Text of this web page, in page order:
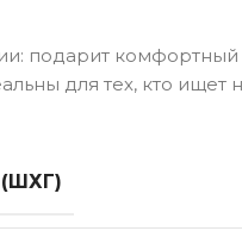
подарит
для тех, кто